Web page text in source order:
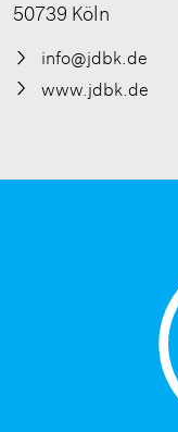
50739 Köln
info@jdbk.de
www.jdbk.de